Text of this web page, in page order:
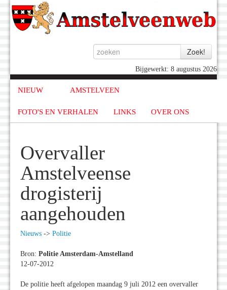
Bijgewerkt: 8 augustus 2026
NIEUW AMSTELVEEN
FOTO'S EN VERHALEN LINKS OVER ONS
Overvaller
Amstelveense
drogisterij
aangehouden
Nieuws -> Politie
Bron: Politie Amsterdam-Amstelland
12-07-2012
De politie heeft afgelopen maandag 9 juli 2012 een overvaller